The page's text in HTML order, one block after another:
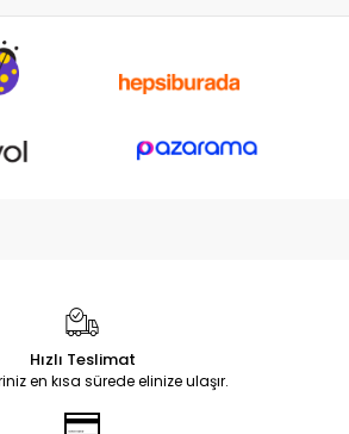
Hızlı Teslimat
en kısa sürede elinize ulaşır.